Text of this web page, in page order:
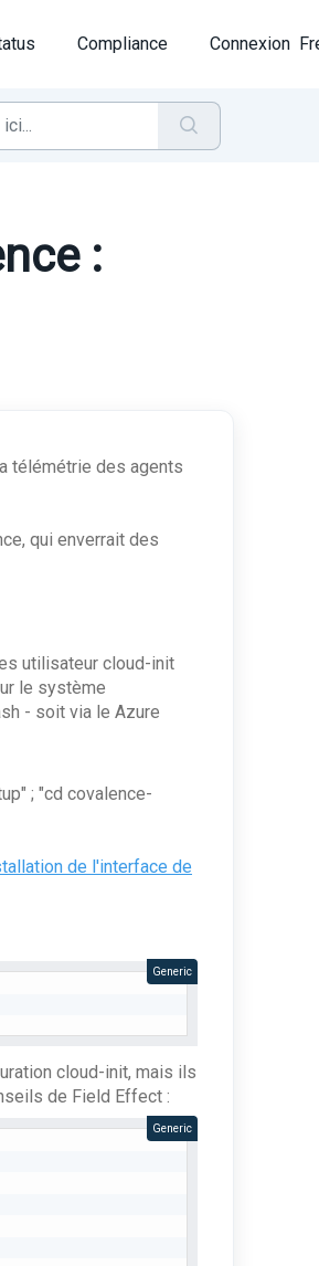
Compliance Connexion
:
télémétrie des agents
qui enverrait des
utilisateur cloud-init
le système
- soit via le Azure
; "cd covalence-
de l'interface de
Generic
cloud-init, mais ils
de Field Effect :
Generic